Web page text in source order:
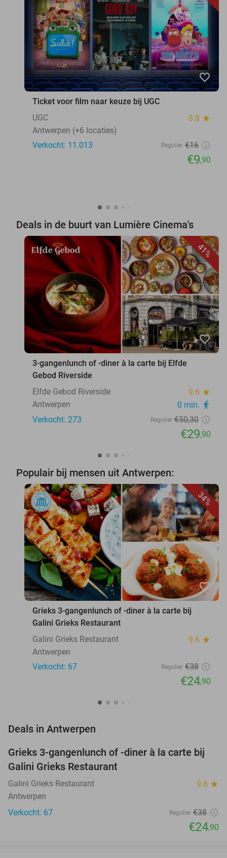
favorite_border
Ticket voor film naar keuze bij UGC
UGC
8.8 star
Antwerpen (+6 locaties)
Verkocht: 11.013
Regulier €16
€9,90
Deals in de buurt van Lumière Cinema's
41%
favorite_border
3-gangenlunch of -diner à la carte bij Elfde
Gebod Riverside
Elfde Gebod Riverside
9.6 star
Antwerpen 0 min. directions_walk
Verkocht: 273 Regulier €50,30
€29,90
Populair bij mensen uit Antwerpen:
34%
favorite_border
Grieks 3-gangenlunch of -diner à la carte bij
Galini Grieks Restaurant
Galini Grieks Restaurant
9.6 star
Antwerpen
Verkocht: 67
Regulier €38
€24,90
Deals in Antwerpen
34%
Grieks 3-gangenlunch of -diner à la carte bij
Galini Grieks Restaurant
Galini Grieks Restaurant 9.6 star
Antwerpen
Verkocht: 67
Regulier €38
€24,90